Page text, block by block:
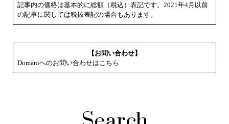
記事内の価格は基本的に総額（税込）表記です。2021年4月以前
の記事に関しては税抜表記の場合もあります。
【お問い合わせ】
Domaniへのお問い合わせはこちら